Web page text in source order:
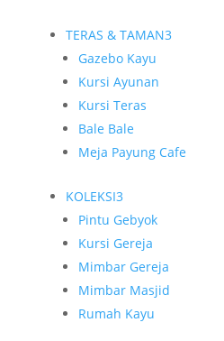
TERAS & TAMAN3
Gazebo Kayu
Kursi Ayunan
Kursi Teras
Bale Bale
Meja Payung Cafe
KOLEKSI3
Pintu Gebyok
Kursi Gereja
Mimbar Gereja
Mimbar Masjid
Rumah Kayu